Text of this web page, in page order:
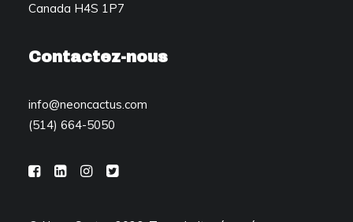
Canada H4S 1P7
Contactez-nous
info@neoncactus.com
(514) 664-5050